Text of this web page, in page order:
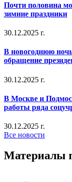
Почти половина
зимние праздники
30.12.2025 г.
В новогоднюю
обращение
30.12.2025 г.
В Москве и
работы ряда
30.12.2025 г.
Все новости
Материалы